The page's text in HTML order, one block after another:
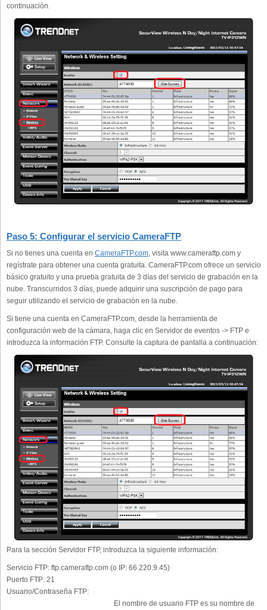
continuación.
Paso 5: Configurar el servicio CameraFTP
Si no tienes una cuenta en CameraFTP.com , visita www.cameraftp.com y
regístrate para obtener una cuenta gratuita. CameraFTP.com ofrece un servicio
básico gratuito y una prueba gratuita de 3 días del servicio de grabación en la
nube. Transcurridos 3 días, puede adquirir una suscripción de pago para
seguir utilizando el servicio de grabación en la nube.
Si tiene una cuenta en CameraFTP.com, desde la herramienta de
configuración web de la cámara, haga clic en Servidor de eventos -> FTP e
introduzca la información FTP. Consulte la captura de pantalla a continuación:
Para la sección Servidor FTP, introduzca la siguiente información:
Servicio FTP: ftp.cameraftp.com (o IP: 66.220.9.45)
Puerto FTP: 21
Usuario/Contraseña FTP:
El nombre de usuario FTP es su nombre de